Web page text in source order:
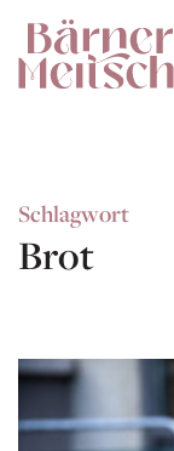
Schlagwort
Brot